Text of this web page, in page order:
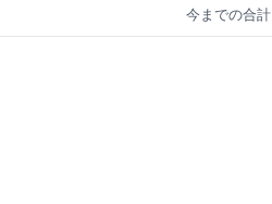
今までの合計